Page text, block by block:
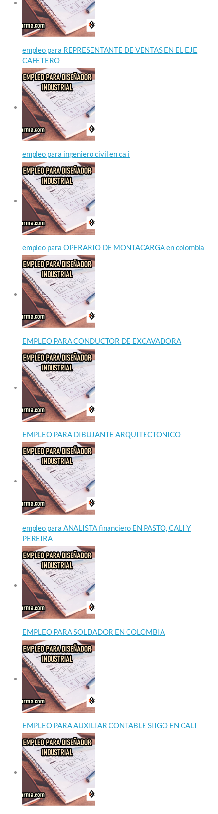
empleo para REPRESENTANTE DE VENTAS EN EL EJE
CAFETERO
empleo para ingeniero civil en cali
empleo para OPERARIO DE MONTACARGA en colombia
EMPLEO PARA CONDUCTOR DE EXCAVADORA
EMPLEO PARA DIBUJANTE ARQUITECTONICO
empleo para ANALISTA financiero EN PASTO, CALI Y
PEREIRA
EMPLEO PARA SOLDADOR EN COLOMBIA
EMPLEO PARA AUXILIAR CONTABLE SIIGO EN CALI